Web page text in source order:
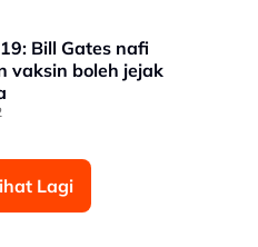
Bill Gates nafi
vaksin boleh jejak
Lagi